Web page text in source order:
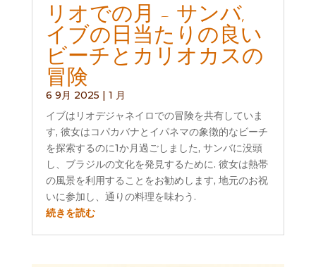
リオでの月 - サンバ,
イブの日当たりの良い
ビーチとカリオカスの
冒険
6 9月 2025 | 1 月
イブはリオデジャネイロでの冒険を共有していま
す, 彼女はコパカバナとイパネマの象徴的なビーチ
を探索するのに1か月過ごしました, サンバに没頭
し、ブラジルの文化を発見するために. 彼女は熱帯
の風景を利用することをお勧めします, 地元のお祝
いに参加し、通りの料理を味わう.
続きを読む